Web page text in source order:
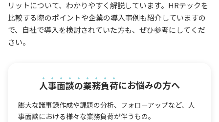
リットについて、わかりやすく解説しています。HRテックを
比較する際のポイントや企業の導入事例も紹介していますの
で、自社で導入を検討されていた方も、ぜひ参考にしてくだ
さい。
人事面談の業務負荷にお悩みの方へ
膨大な議事録作成や課題の分析、フォローアップなど、人
事面談における様々な業務負荷が伴うもの。